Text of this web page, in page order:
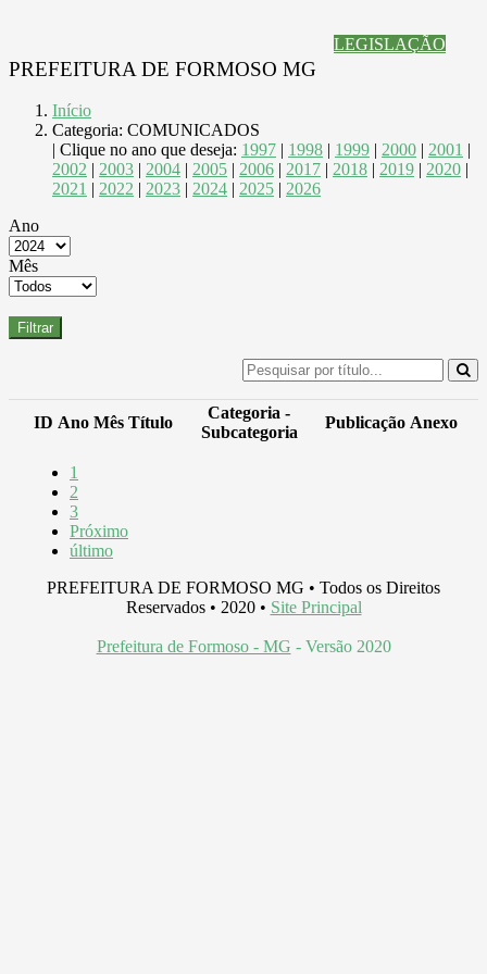
LEGISLAÇÃO
PREFEITURA DE FORMOSO MG
Início
Categoria: COMUNICADOS
| Clique no ano que deseja: 1997 | 1998 | 1999 | 2000 | 2001 |
2002 | 2003 | 2004 | 2005 | 2006 | 2017 | 2018 | 2019 | 2020 |
2021 | 2022 | 2023 | 2024 | 2025 | 2026
Ano
Mês
Filtrar
ID Ano Mês Título
Categoria -
Subcategoria
Publicação Anexo
1
2
3
Próximo
último
PREFEITURA DE FORMOSO MG • Todos os Direitos
Reservados • 2020 • Site Principal
Prefeitura de Formoso - MG - Versão 2020